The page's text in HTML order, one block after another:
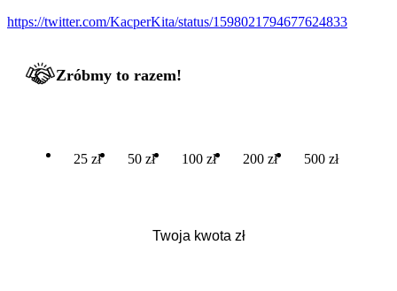
https://twitter.com/KacperKita/status/1598021794677624833
Zróbmy to razem!
25 zł 50 zł 100 zł 200 zł 500 zł